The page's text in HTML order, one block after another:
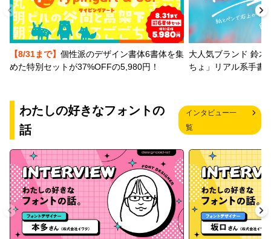
【8/31まで】 個性派のデザイン書体6書体を集
めた特別セットが37%OFFの5,980円！
大人気ブランド 鈴木
ちょ」リアル系手書
わたしの好きなフォントの
話
インタビュー一
覧